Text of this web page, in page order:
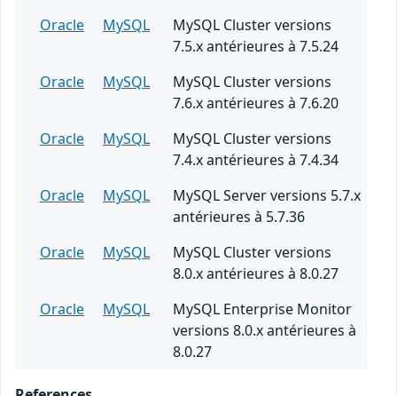
Oracle
MySQL
MySQL Cluster versions
7.5.x antérieures à 7.5.24
Oracle
MySQL
MySQL Cluster versions
7.6.x antérieures à 7.6.20
Oracle
MySQL
MySQL Cluster versions
7.4.x antérieures à 7.4.34
Oracle
MySQL
MySQL Server versions 5.7.x
antérieures à 5.7.36
Oracle
MySQL
MySQL Cluster versions
8.0.x antérieures à 8.0.27
Oracle
MySQL
MySQL Enterprise Monitor
versions 8.0.x antérieures à
8.0.27